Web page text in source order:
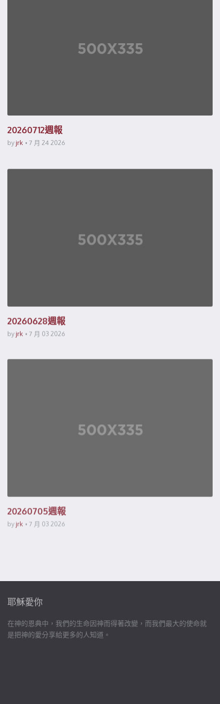
20260712週報
byjrk 7 月 24 2026
20260628週報
byjrk 7 月 03 2026
20260705週報
by jrk 7 月 03 2026
耶穌愛你
在神的恩典中，我們的生命因神而得著改變，而我們最大的使命就
是把神的愛分享給更多的人知道。